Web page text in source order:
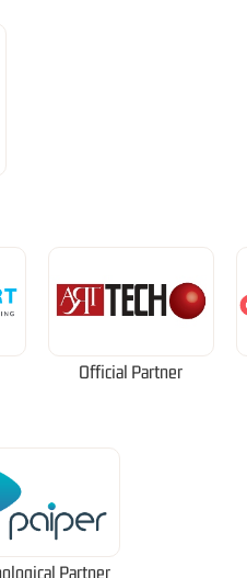
Official Partner
Partner